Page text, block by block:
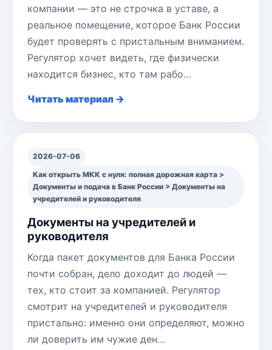
компании — это не строчка в уставе, а
реальное помещение, которое Банк России
будет проверять с пристальным вниманием.
Регулятор хочет видеть, где физически
находится бизнес, кто там рабо…
Читать материал →
2026-07-06
Как открыть МКК с нуля: полная дорожная карта >
Документы и подача в Банк России > Документы на
учредителей и руководителя
Документы на учредителей и
руководителя
Когда пакет документов для Банка России
почти собран, дело доходит до людей —
тех, кто стоит за компанией. Регулятор
смотрит на учредителей и руководителя
пристально: именно они определяют, можно
ли доверить им чужие ден…